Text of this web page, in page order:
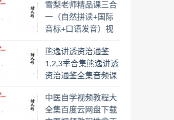
盘下载学习
雪梨老师精品课三合
一（自然拼读+国际
音标+口语发音）视
载学习
熊逸讲透资治通鉴
1,2,3季合集熊逸讲透
资治通鉴全集音频课
一二三辑合集百度云
网盘下载学习
中医自学视频教程大
全集百度云网盘下载